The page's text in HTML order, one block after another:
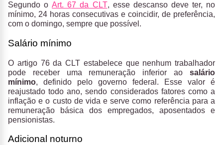
Segundo oArt. 67 da CLT, esse descanso deve ter, no
mínimo, 24 horas consecutivas e coincidir, de preferência,
com o domingo, sempre que possível.
Salário mínimo
O artigo 76 da CLT estabelece que nenhum trabalhador
pode receber uma remuneração inferior ao salário
mínimo, definido pelo governo federal. Esse valor é
reajustado todo ano, sendo considerados fatores como a
inflação e o custo de vida e serve como referência para a
remuneração básica dos empregados, aposentados e
pensionistas.
Adicional noturno